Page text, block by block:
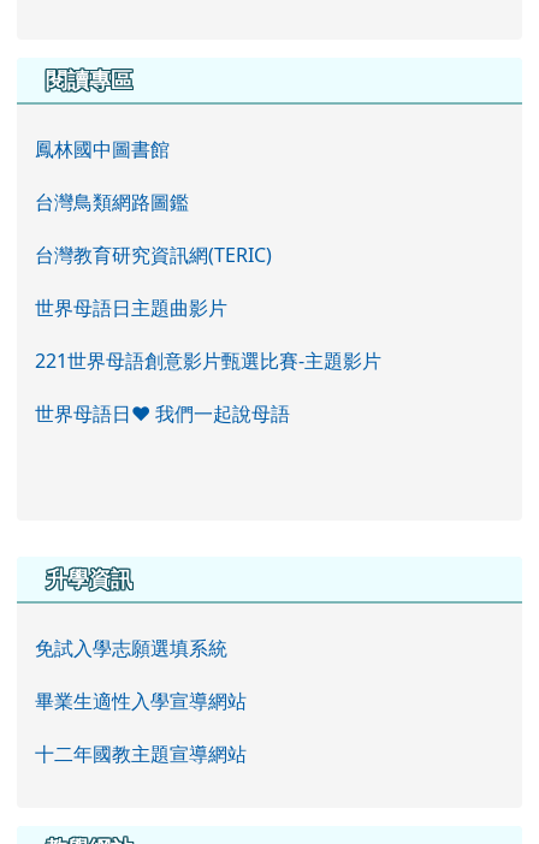
閱讀專區
鳳林國中圖書館
台灣鳥類網路圖鑑
台灣教育研究資訊網(TERIC)
世界母語日主題曲影片
221世界母語創意影片甄選比賽-主題影片
世界母語日♥ 我們一起說母語
右邊區域內容
升學資訊
免試入學志願選填系統
畢業生適性入學宣導網站
十二年國教主題宣導網站